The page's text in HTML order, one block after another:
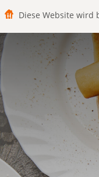
Diese Website